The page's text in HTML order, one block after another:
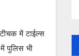
में टाईल्स
पुलिस भी